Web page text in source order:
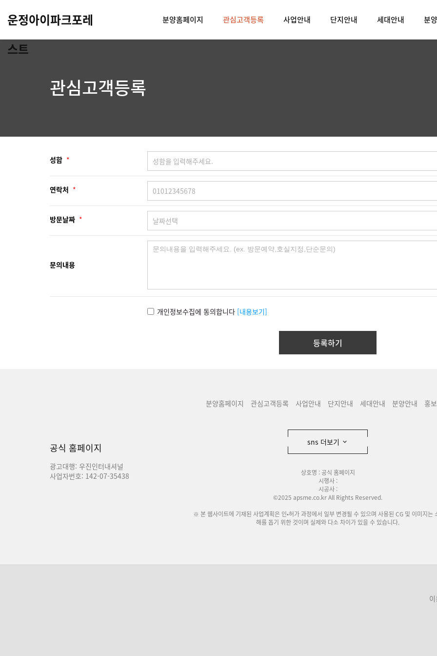
운정아이파크포레
스트
분양홈페이지 관심고객등록 사업안내 단지안내 세대안내 분
관심고객등록
성함 *
연락처 *
방문날짜 *
문의내용
개인정보수집에 동의합니다 [내용보기]
분양홈페이지 관심고객등록 사업안내 단지안내 세대안내 분양안내 홍
공식 홈페이지
광고대행: 우진인터내셔널
사업자번호: 142-07-35438
sns 더보기
상호명 : 공식 홈페이지
시행사 :
시공사 :
©2025 apsme.co.kr All Rights Reserved.
※ 본 웹사이트에 기재된 사업계획은 인•허가 과정에서 일부 변경될 수 있으며 사용된 CG 및 이미지는
해를 돕기 위한 것이며 실제와 다소 차이가 있을 수 있습니다.